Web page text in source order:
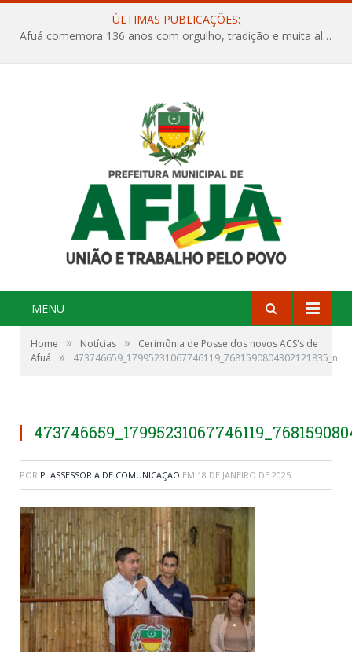
ÚLTIMAS PUBLICAÇÕES:
Afuá comemora 136 anos com orgulho, tradição e muita alegria na Quadra Dr. Nelson Salomão
MENU
Home » Notícias »
Cerimônia de Posse dos novos ACS's de
Afuá
» 473746659_17995231067746119_7681590804302121835_n
POR P: ASSESSORIA DE COMUNICAÇÃO EM 18 DE JANEIRO DE 2025